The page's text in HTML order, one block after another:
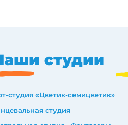
студии
студия «Цветик-семицветик»
студия